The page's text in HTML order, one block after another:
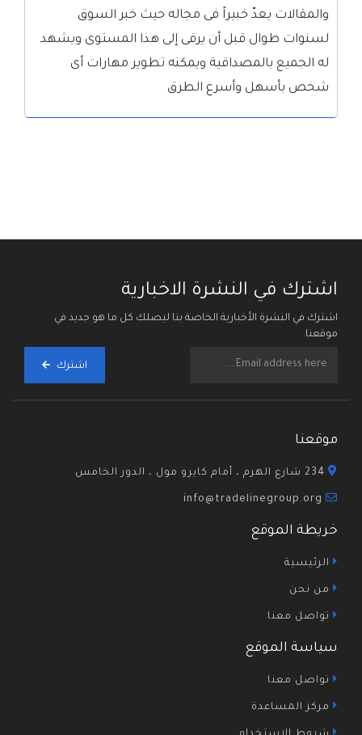
والمقالات يعدّ خبيراً فى مجاله حيث خبر السوق
لسنوات طوال قبل أن يرقى إلى هذا المستوى ويشهد
له الجميع بالمصداقية ويمكنه تطوير مهارات أى
شخص بأسهل وأسرع الطرق
اشترك في النشرة الاخبارية
اشترك في النشرة الأخبارية الخاصة بنا ليصلك كل ما هو جديد في
موقعنا.
اشترك
موقعنا
خريطة الموقع
الرئيسية
من نحن
تواصل معنا
سياسة الموقع
تواصل معنا
مركز المساعدة